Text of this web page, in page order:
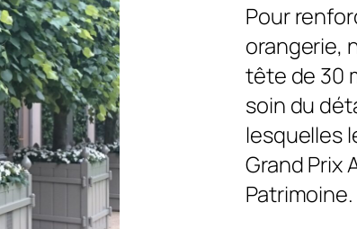
Pour
orangerie,
tête de 30
soin du
lesquelles
Grand Prix
Patrimoine.